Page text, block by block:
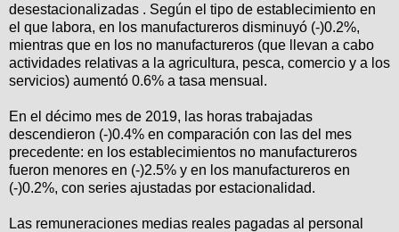
desestacionalizadas . Según el tipo de establecimiento en
el que labora, en los manufactureros disminuyó (-)0.2%,
mientras que en los no manufactureros (que llevan a cabo
actividades relativas a la agricultura, pesca, comercio y a los
servicios) aumentó 0.6% a tasa mensual.
En el décimo mes de 2019, las horas trabajadas
descendieron (-)0.4% en comparación con las del mes
precedente: en los establecimientos no manufactureros
fueron menores en (-)2.5% y en los manufactureros en
(-)0.2%, con series ajustadas por estacionalidad.
Las remuneraciones medias reales pagadas al personal